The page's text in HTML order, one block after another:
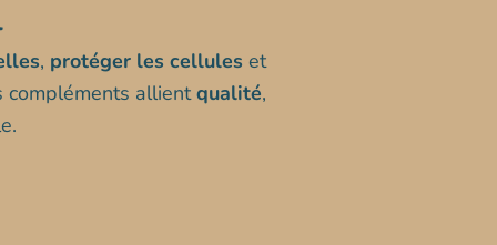
, protéger les cellules et
compléments allientqualité,